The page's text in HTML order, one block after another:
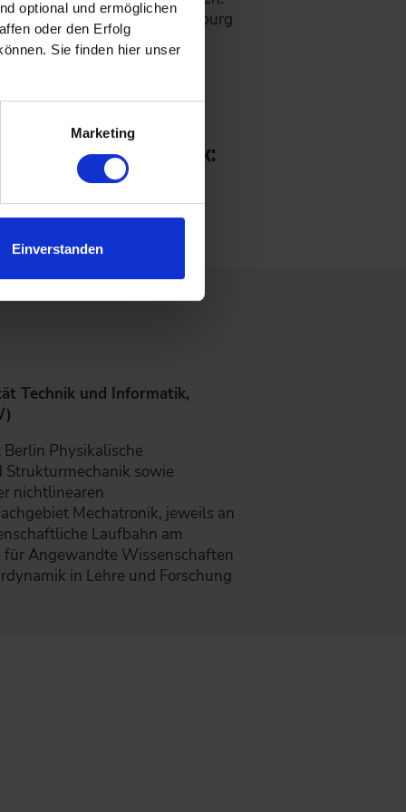
optional und ermöglichen
oder den Erfolg
Sie finden hier unser
Marketing
Einverstanden
Informatik der HAW Hamburg
Technik und Informatik,
Physikalische
sowie
nichtlinearen
Mechatronik, jeweils an
Laufbahn am
Angewandte Wissenschaften
in Lehre und Forschung